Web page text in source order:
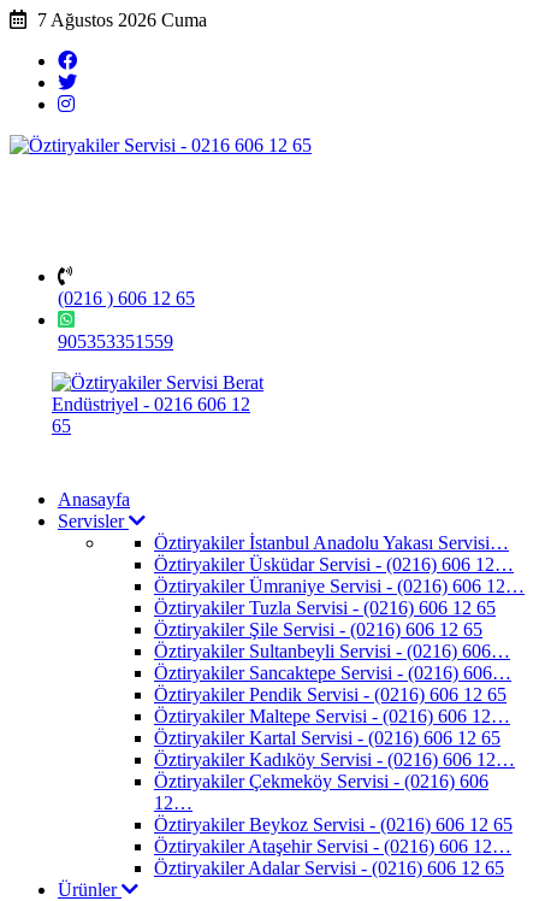
7 Ağustos 2026 Cuma
(0216 ) 606 12 65
905353351559
Anasayfa
Servisler
Öztiryakiler İstanbul Anadolu Yakası Servisi…
Öztiryakiler Üsküdar Servisi - (0216) 606 12…
Öztiryakiler Ümraniye Servisi - (0216) 606 12…
Öztiryakiler Tuzla Servisi - (0216) 606 12 65
Öztiryakiler Şile Servisi - (0216) 606 12 65
Öztiryakiler Sultanbeyli Servisi - (0216) 606…
Öztiryakiler Sancaktepe Servisi - (0216) 606…
Öztiryakiler Pendik Servisi - (0216) 606 12 65
Öztiryakiler Maltepe Servisi - (0216) 606 12…
Öztiryakiler Kartal Servisi - (0216) 606 12 65
Öztiryakiler Kadıköy Servisi - (0216) 606 12…
Öztiryakiler Çekmeköy Servisi - (0216) 606
12…
Öztiryakiler Beykoz Servisi - (0216) 606 12 65
Öztiryakiler Ataşehir Servisi - (0216) 606 12…
Öztiryakiler Adalar Servisi - (0216) 606 12 65
Ürünler